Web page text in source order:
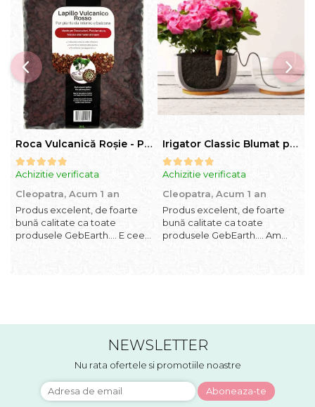
Roca Vulcanică Roșie - Pietriș pentru Drenaj, Aerare si Decorativ
Achizitie verificata
Cleopatra, Acum 1 an
Produs excelent, de foarte
bună calitate ca toate
produsele GebEarth.... E ceea
Irigator Classic Blumat pentru plante in ghiveci, debit 75ml pana la 125 ml/24 h
Achizitie verificata
Cleopatra, Acum 1 an
Produs excelent, de foarte
bună calitate ca toate
produsele GebEarth.... Am
NEWSLETTER
Nu rata ofertele si promotiile noastre